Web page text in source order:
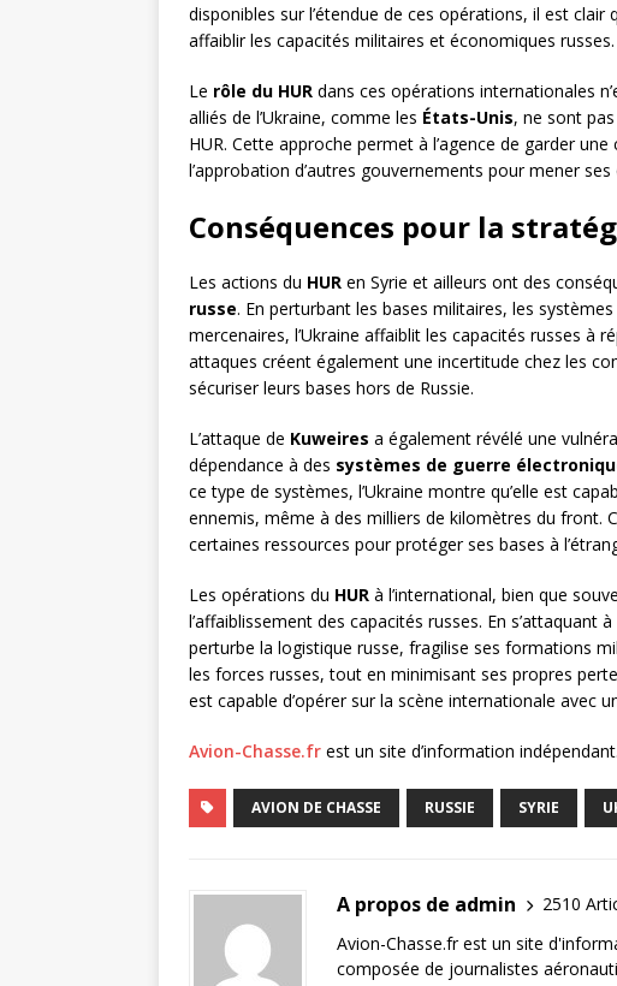
disponibles sur l’étendue de ces opérations, il est
affaiblir les capacités militaires et économiques russes.
Le rôle du HUR dans ces opérations internationales
alliés de l’Ukraine, comme les États-Unis, ne sont
HUR. Cette approche permet à l’agence de garder
l’approbation d’autres gouvernements pour mener
Conséquences pour la
Les actions du HUR en Syrie et ailleurs ont des
russe. En perturbant les bases militaires, les
mercenaires, l’Ukraine affaiblit les capacités russes à
attaques créent également une incertitude chez les
sécuriser leurs bases hors de Russie.
L’attaque de Kuweires a également révélé une
dépendance à des systèmes de guerre
ce type de systèmes, l’Ukraine montre qu’elle est
ennemis, même à des milliers de kilomètres du front.
certaines ressources pour protéger ses bases à
Les opérations du HUR à l’international, bien que
l’affaiblissement des capacités russes. En s’attaquant
perturbe la logistique russe, fragilise ses formations
les forces russes, tout en minimisant ses propres
est capable d’opérer sur la scène internationale avec
Avion-Chasse.fr est un site d’information indépendant.
AVION DE CHASSE RUSSIE SYRIE
A propos de admin
2510
Avion-Chasse.fr est un site
composée de journalistes